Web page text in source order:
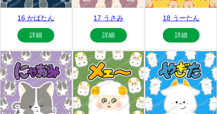
16 かばたん
詳細
17 うさみ
詳細
18 うーたん
詳細